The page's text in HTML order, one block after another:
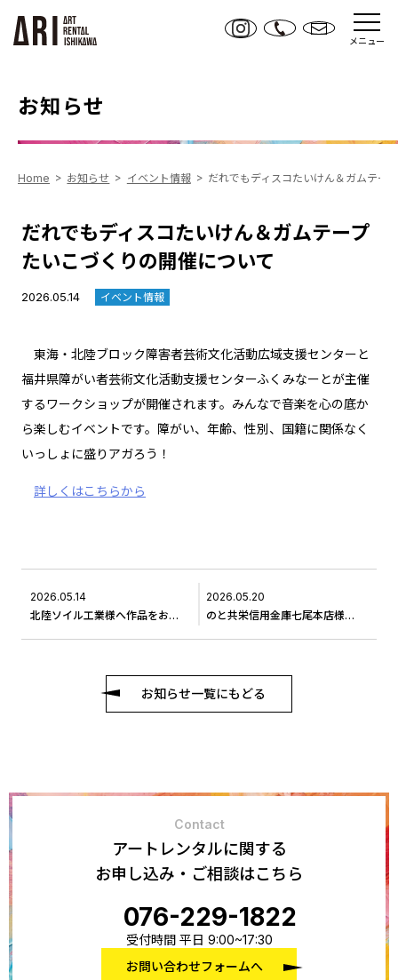
メニュー
お知らせ
Home お知らせ イベント情報 だれでもディスコたいけん＆ガムテー
だれでもディスコたいけん＆ガムテープ
たいこづくりの開催について
2026.05.14 イベント情報
東海・北陸ブロック障害者芸術文化活動広域支援センターと
福井県障がい者芸術文化活動支援センターふくみなーとが主催
するワークショップが開催されます。みんなで音楽を心の底か
ら楽しむイベントです。障がい、年齢、性別、国籍に関係なく
いっしょに盛りアガろう！
詳しくはこちらから
2026.05.14
北陸ソイル工業様へ作品をお届けしました
2026.05.20
のと共栄信用金庫七尾本店様へ作品をお届けしました＃4
お知らせ一覧にもどる
Contact
アートレンタルに関する
お申し込み・ご相談はこちら
076-229-1822
受付時間 平日 9:00~17:30
お問い合わせフォームへ